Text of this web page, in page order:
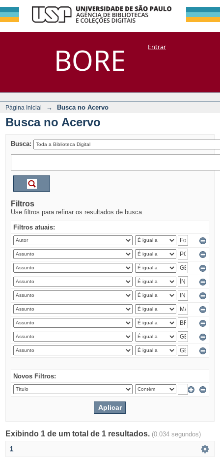
BORE
Busca no Acervo
DSpace/Manakin + CoriscoEntrar
Página Inicial → Busca no Acervo
Busca no Acervo
Busca:
Filtros
Use filtros para refinar os resultados de busca.
Filtros atuais:
Novos Filtros:
Exibindo 1 de um total de 1 resultados. (0.034 segundos)
1